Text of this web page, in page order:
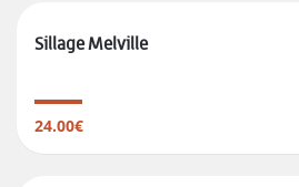
Sillage Melville
24.00€